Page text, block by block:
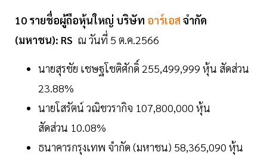
10 รายชื่อผู้ถือหุ้นใหญ่ บริษัท อาร์เอสจำกัด
(มหาชน): RS ณ วันที่ 5 ต.ค.2566
นายสุรชัย เชษฐโชติศักดิ์ 255,499,999 หุ้น สัดส่วน
23.88%
นายโสรัตน์ วณิชวรากิจ 107,800,000 หุ้น
สัดส่วน 10.08%
ธนาคารกรุงเทพ จำกัด (มหาชน) 58,365,090 หุ้น